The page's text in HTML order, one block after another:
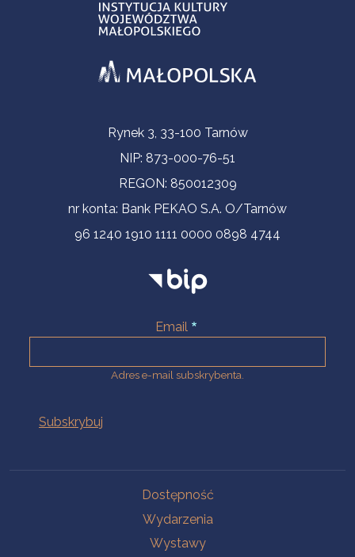
Informacje kontaktoweRynek 3, 33-100 Tarnów
NIP: 873-000-76-51
REGON: 850012309
nr konta: Bank PEKAO S.A. O/Tarnów
96 1240 1910 1111 0000 0898 4744
Email
Adres e-mail subskrybenta.
Dostępność
Wydarzenia
Wystawy